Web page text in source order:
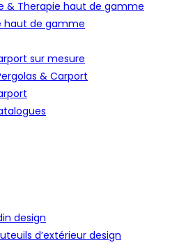
& Therapie haut de gamme
haut de gamme
sur mesure
& Carport
design
d’extérieur design